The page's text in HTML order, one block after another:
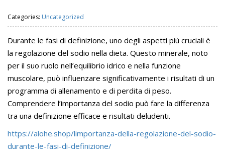
Categories: Uncategorized
Durante le fasi di definizione, uno degli aspetti più cruciali è
la regolazione del sodio nella dieta. Questo minerale, noto
per il suo ruolo nell’equilibrio idrico e nella funzione
muscolare, può influenzare significativamente i risultati di un
programma di allenamento e di perdita di peso.
Comprendere l’importanza del sodio può fare la differenza
tra una definizione efficace e risultati deludenti.
https://alohe.shop/limportanza-della-regolazione-del-sodio-
durante-le-fasi-di-definizione/